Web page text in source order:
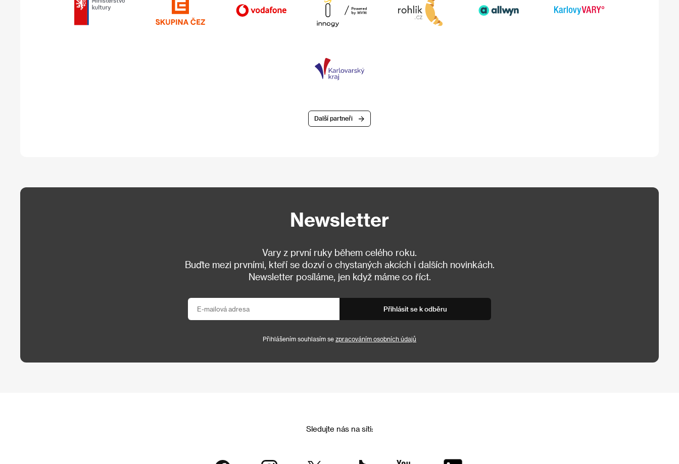
Další partneři
Newsletter
Vary z první ruky během celého roku.
Buďte mezi prvními, kteří se dozví o chystaných akcích i dalších novinkách.
Newsletter posíláme, jen když máme co říct.
Přihlásit se k odběru
Přihlášením souhlasím se zpracováním osobních údajů
Sledujte nás na síti: